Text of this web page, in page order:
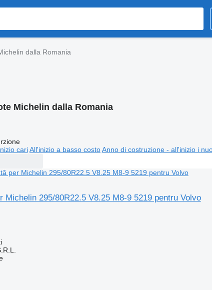
dalla Romania
Michelin dalla Romania
cari All'inizio a basso costo Anno di costruzione - all'inizio i
Michelin 295/80R22.5 V8.25 M8-9 5219 pentru Volvo